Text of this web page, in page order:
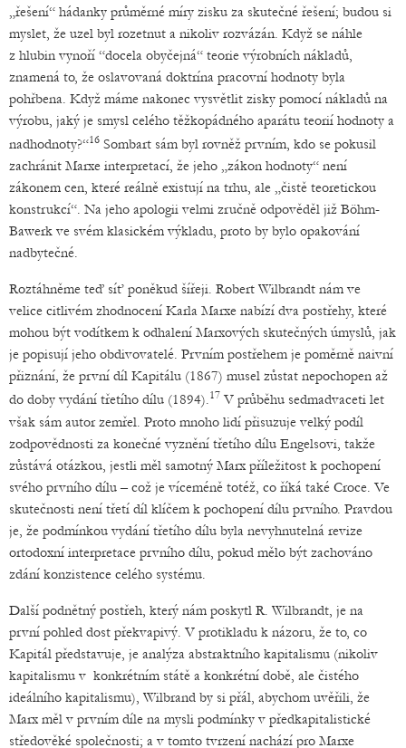
„řešení“ hádanky průměrné míry zisku za skutečné řešení; budou si
myslet, že uzel byl rozetnut a nikoliv rozvázán. Když se náhle
z hlubin vynoří “docela obyčejná“ teorie výrobních nákladů,
znamená to, že oslavovaná doktrína pracovní hodnoty byla
pohřbena. Když máme nakonec vysvětlit zisky pomocí nákladů na
výrobu, jaký je smysl celého těžkopádného aparátu teorií hodnoty a
nadhodnoty?“16 Sombart sám byl rovněž prvním, kdo se pokusil
zachránit Marxe interpretací, že jeho „zákon hodnoty“ není
zákonem cen, které reálně existují na trhu, ale „čistě teoretickou
konstrukcí“. Na jeho apologii velmi zručně odpověděl již Böhm-
Bawerk ve svém klasickém výkladu, proto by bylo opakování
nadbytečné.
Roztáhněme teď síť poněkud šířeji. Robert Wilbrandt nám ve
velice citlivém zhodnocení Karla Marxe nabízí dva postřehy, které
mohou být vodítkem k odhalení Marxových skutečných úmyslů, jak
je popisují jeho obdivovatelé. Prvním postřehem je poměrně naivní
přiznání, že první díl Kapitálu (1867) musel zůstat nepochopen až
do doby vydání třetího dílu (1894).17 V průběhu sedmadvaceti let
však sám autor zemřel. Proto mnoho lidí přisuzuje velký podíl
zodpovědnosti za konečné vyznění třetího dílu Engelsovi, takže
zůstává otázkou, jestli měl samotný Marx příležitost k pochopení
svého prvního dílu – což je víceméně totéž, co říká také Croce. Ve
skutečnosti není třetí díl klíčem k pochopení dílu prvního. Pravdou
je, že podmínkou vydání třetího dílu byla nevyhnutelná revize
ortodoxní interpretace prvního dílu, pokud mělo být zachováno
zdání konzistence celého systému.
Další podnětný postřeh, který nám poskytl R. Wilbrandt, je na
první pohled dost překvapivý. V protikladu k názoru, že to, co
Kapitál představuje, je analýza abstraktního kapitalismu (nikoliv
kapitalismu v konkrétním státě a konkrétní době, ale čistého
ideálního kapitalismu), Wilbrand by si přál, abychom uvěřili, že
Marx měl v prvním díle na mysli podmínky v předkapitalistické
středověké společnosti; a v tomto tvrzení nachází pro Marxe